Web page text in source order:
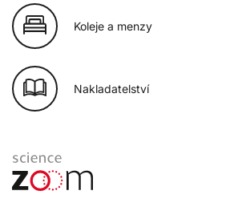
Koleje a menzy
Nakladatelství